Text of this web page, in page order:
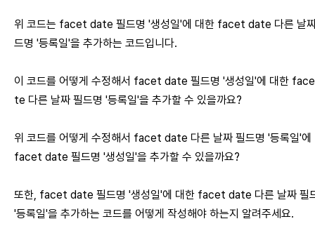
위 코드는 facet date 필드명 '생성일'에 대한 facet date 다른 날
드명 '등록일'을 추가하는 코드입니다.
이 코드를 어떻게 수정해서 facet date 필드명 '생성일'에 대한
te 다른 날짜 필드명 '등록일'을 추가할 수 있을까요?
위 코드를 어떻게 수정해서 facet date 다른 날짜 필드명 '등록일'에
facet date 필드명 '생성일'을 추가할 수 있을까요?
또한, facet date 필드명 '생성일'에 대한 facet date 다른 날짜 필
'등록일'을 추가하는 코드를 어떻게 작성해야 하는지 알려주세요.